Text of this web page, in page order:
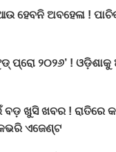
ହେବନି ଅବହେଳା !
ପ୍ରୋ ୨୦୨୬’ !
ବଡ଼ ଖୁସି ଖବର ! ରାତିରେ
ଏଜେଣ୍ଟ